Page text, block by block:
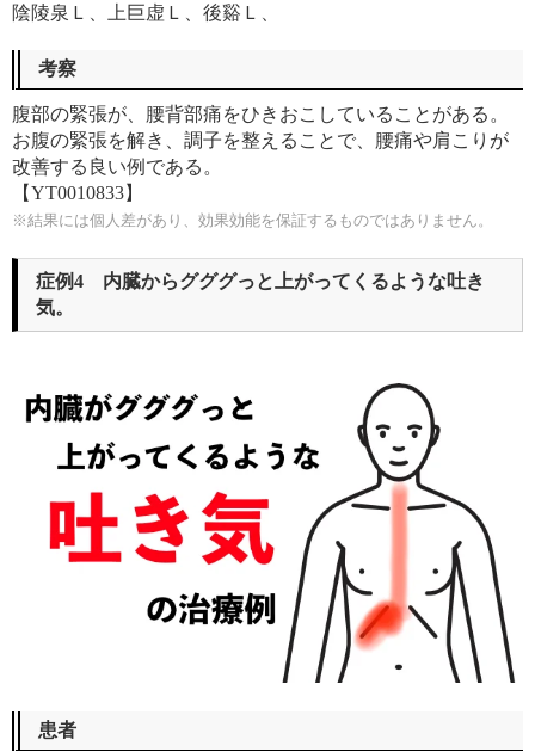
陰陵泉Ｌ、上巨虚Ｌ、後谿Ｌ、
考察
腹部の緊張が、腰背部痛をひきおこしていることがある。
お腹の緊張を解き、調子を整えることで、腰痛や肩こりが
改善する良い例である。
【YT0010833】
※結果には個人差があり、 効果効能を保証するものではありません。
症例4 内臓からグググっと上がってくるような吐き
気。
患者